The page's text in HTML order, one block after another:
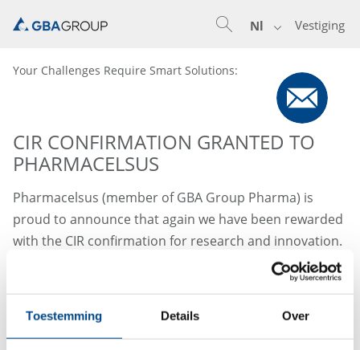
Toestemming Details Over
Vestiging
Nl
Your Challenges Require Smart Solutions:
CIR CONFIRMATION GRANTED TO
PHARMACELSUS
Pharmacelsus (member of GBA Group Pharma) is
proud to announce that again we have been rewarded
with the CIR confirmation for research and innovation.
We are very honored that our scientific research has
been proofed and recognized with this certificate. This
Education, Research and Development is valid for the